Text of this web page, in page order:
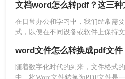
下载地址：
https://softdown.55.la/soft/down/
操作如下：
1、官网下载客户端
打印的特性而备受欢迎。那么如何
是一些常用的方法，可以帮助你轻
式。
文档word怎么转pdf？这三种
在日常办公和学习中，我们经常需
式，以便在不同设备或软件上保持
用。那么文档word怎么转pdf呢？下
转换为PDF格式的方法，帮助您轻
word文件怎么转换成pdf文件
随着数字化时代的到来，文件格式
中，将Word文件转换为PDF文件是